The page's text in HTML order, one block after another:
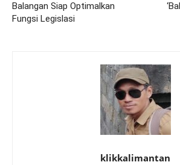
Balangan Siap Optimalkan
Fungsi Legislasi
klikkalimantan